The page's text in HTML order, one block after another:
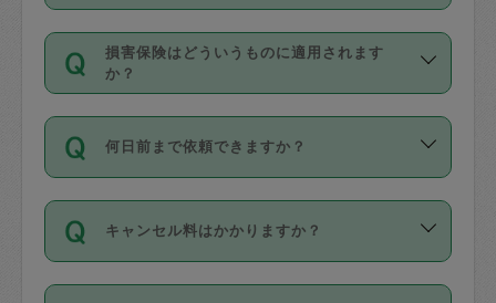
能です。依頼送信後、個別にタスカジさ
んにメッセージを送り調整してくださ
い。ただし、２時間を越えての調整はで
時間も被らない場合、損害保険の対象外
基本的に、高所での作業や危険作業、屋
外での作業は対象外です。
育園や学校の給食やレストランで料理関
係の専門職に従事されていた方、日本で
すでにハウスキーパーや英語の先生とし
てお仕事をしているフィリピン出身の
社員など様々なバックグラウンドの方が
登録しています。
日本語も話せる方など様々です。
応募の際に、各自事務局との面接と説明
を行っています。その後、身分証明書の
写真提出をしていただいています。外国
確認しています。タスカジさんトレーニ
ング動画を使ったセルフトレーニングの
現場トライアルを受け、合格したタスカ
ジさんが活動されています。
損害保険はどういうものに適用されます
か？
依頼者とタスカジさんとの間でタスカジ
を通して成立した作業時間内での作業に
適用されます。作業範囲は、掃除、洗
です。作業中に物を壊したり、人にけが
をさせたりした場合が対象で、補償金額
何日前まで依頼できますか？
ご依頼は、現在を起点に3日後（72時間
以降）の日時から受付可能となっていま
す。
キャンセル料はかかりますか？
キャンセル料には、以下の2種類がありま